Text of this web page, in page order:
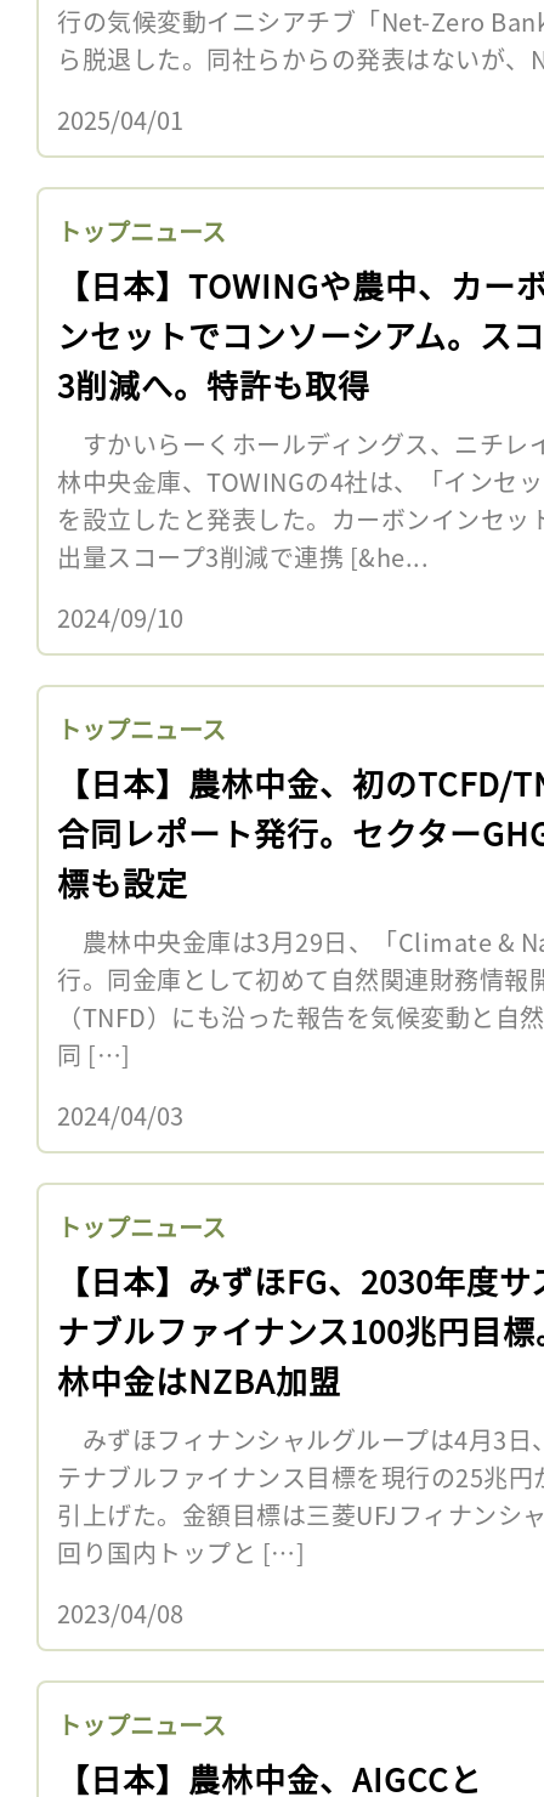
行の気候変動イニシアチブ「Net-Zero
ら脱退した。同社らからの発表はないが
2025/04/01
トップニュース
【日本】TOWINGや農中、カー
ンセットでコンソーシアム。ス
3削減へ。特許も取得
すかいらーくホールディングス、ニチレ
林中央⾦庫、TOWINGの4社は、「インセ
を設立したと発表した。カーボンインセ
出量スコープ3削減で連携 [&he...
2024/09/10
トップニュース
【日本】農林中金、初のTCFD/
合同レポート発行。セクター
標も設定
農林中央金庫は3月29日、「Climate &
行。同金庫として初めて自然関連財務情報
（TNFD）にも沿った報告を気候変動と
同 […]
2024/04/03
トップニュース
【日本】みずほFG、2030年度サ
ナブルファイナンス100兆円目
林中金はNZBA加盟
みずほフィナンシャルグループは4月3日
テナブルファイナンス目標を現行の25兆
引上げた。金額目標は三菱UFJフィナンシ
回り国内トップと […]
2023/04/08
トップニュース
【日本】農林中金、AIGCCと